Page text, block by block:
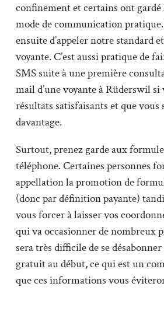
confinement et certains ont gardé
mode de communication pratique.
ensuite d’appeler notre standard
voyante. C’est aussi pratique de
SMS suite à une première
mail d’une voyante à Rüderswil si
résultats satisfaisants et que vous
davantage.
Surtout, prenez garde aux
téléphone. Certaines personnes
appellation la promotion de
(donc par définition payante)
vous forcer à laisser vos
qui va occasionner de nombreux
sera très difficile de se désabonner
gratuit au début, ce qui est un
que ces informations vous